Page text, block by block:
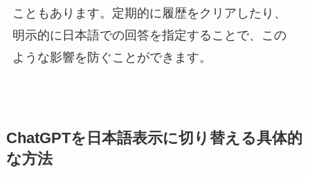
こともあります。定期的に履歴をクリアしたり、
明示的に日本語での回答を指定することで、この
ような影響を防ぐことができます。
ChatGPTを日本語表示に切り替える具体的
な方法